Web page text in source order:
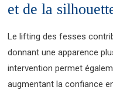
et de la
Le lifting des fesses
donnant une apparence
intervention permet
augmentant la confiance